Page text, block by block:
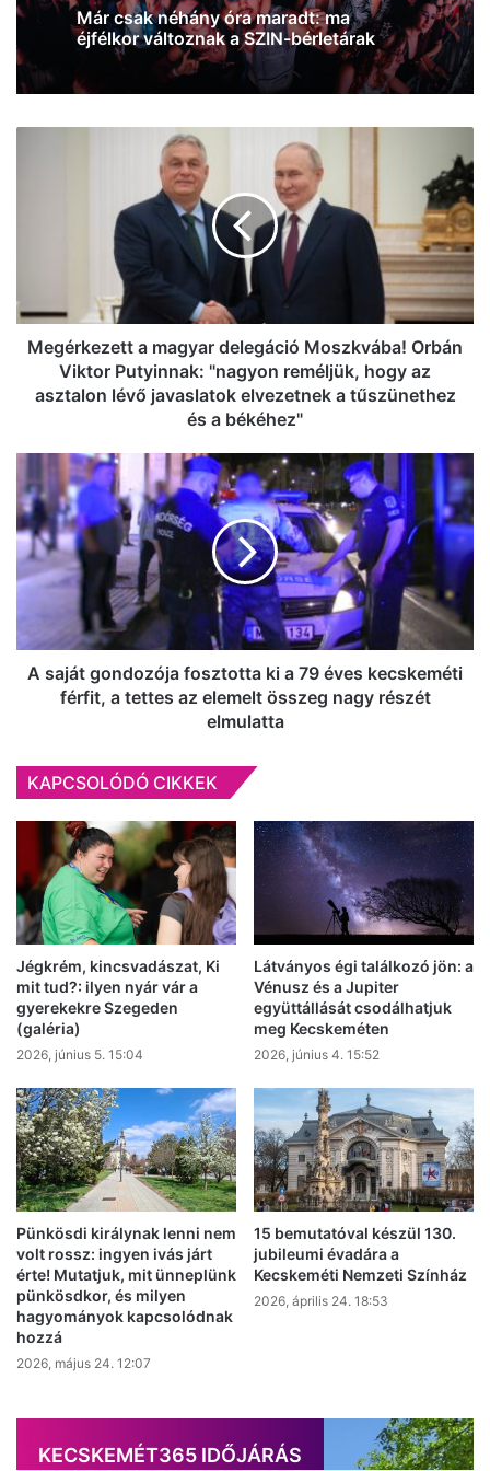
2026, július 31. 14:35
Már csak néhány óra maradt: ma
éjfélkor változnak a SZIN-bérletárak
Miskovits Marci üzent nektek: már csak
péntek éjfélig érhetők el a jelenlegi
kedvezményes SZIN-bérletek! (videó)
Putyinnak:
"nagyon
reméljük,
javaslatok
elvezetnek
a
tűszünethez
és
békéhez"
Megérkezett a magyar delegáció Moszkvába! Orbán
Viktor Putyinnak: "nagyon reméljük, hogy az
asztalon lévő javaslatok elvezetnek a tűszünethez
és a békéhez"
saját
gondozója
fosztotta
ki
a
kecskeméti
férfit,
összeg
elmulatta
A saját gondozója fosztotta ki a 79 éves kecskeméti
férfit, a tettes az elemelt összeg nagy részét
elmulatta
KAPCSOLÓDÓ CIKKEK
Jégkrém, kincsvadászat, Ki
mit tud?: ilyen nyár vár a
gyerekekre Szegeden
(galéria)
2026, június 5. 15:04
Látványos égi találkozó jön: a
Vénusz és a Jupiter
együttállását csodálhatjuk
meg Kecskeméten
2026, június 4. 15:52
Pünkösdi királynak lenni nem
volt rossz: ingyen ivás járt
érte! Mutatjuk, mit ünneplünk
pünkösdkor, és milyen
hagyományok kapcsolódnak
hozzá
2026, május 24. 12:07
15 bemutatóval készül 130.
jubileumi évadára a
Kecskeméti Nemzeti Színház
2026, április 24. 18:53
KECSKEMÉT365 IDŐJÁRÁS